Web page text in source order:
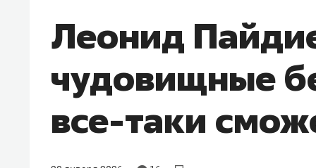
Леонид
чудовищные
все-таки
Василь Мазитов
МАРТ
«Не зная местных
потерять минимум